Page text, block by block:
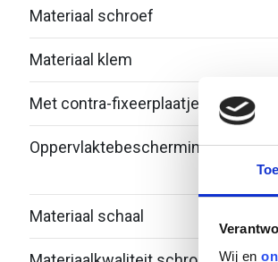
Wij en
Materiaal schroef
Materiaal klem
Met contra-fixeerplaatje
Oppervlaktebescherming schaal
Materiaal schaal